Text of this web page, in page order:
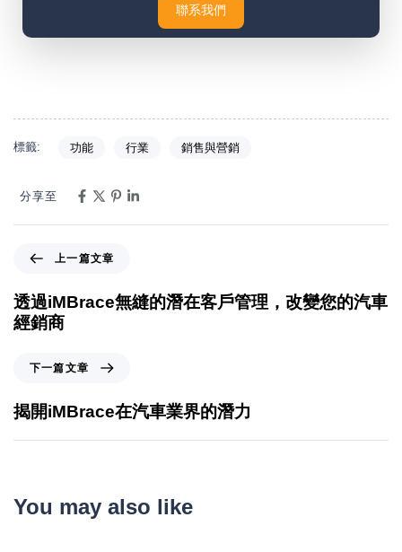
聯系我們
標籤: 功能 行業 銷售與營銷
分享至
上一篇文章
透過iMBrace無縫的潛在客戶管理，改變您的汽車
經銷商
下一篇文章
揭開iMBrace在汽車業界的潛力
You may also like